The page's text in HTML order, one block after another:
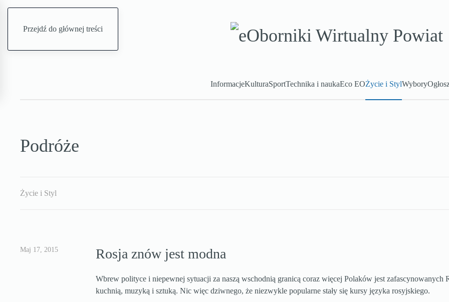
Przejdź do głównej treści
InformacjeKulturaSportTechnika i naukaEco EOŻycie i StylWybory
Podróże
Życie i Styl
Maj 17, 2015 Rosja znów jest modna
Wbrew polityce i niepewnej sytuacji za naszą wschodnią granicą coraz więcej Polaków jest zafascynowanych
kuchnią, muzyką i sztuką. Nic więc dziwnego, że niezwykle popularne stały się kursy języka rosyjskiego.